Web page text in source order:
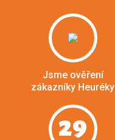
Jsme ověření
zákazníky Heuréky
29